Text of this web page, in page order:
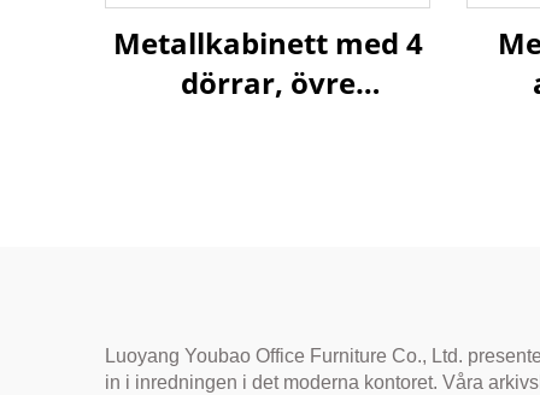
Metallkabinett med 4
dörrar, övre
Luoyang Youbao Office Furniture Co., Ltd.
in i inredningen i det moderna kontoret. Våra